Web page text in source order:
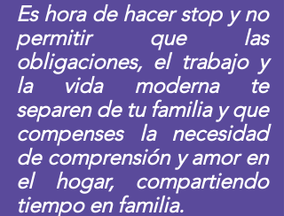
Es hora de hacer stop y no
permitir que las
obligaciones, el trabajo y
la vida moderna te
separen de tu familia y que
compenses la necesidad
de comprensión y amor en
el hogar, compartiendo
tiempo en familia.